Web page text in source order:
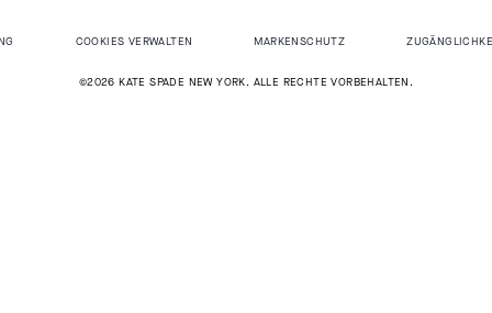
COOKIES VERWALTEN MARKENSCHUTZ
©2026 KATE SPADE NEW YORK. ALLE RECHTE VORBEHALTEN.